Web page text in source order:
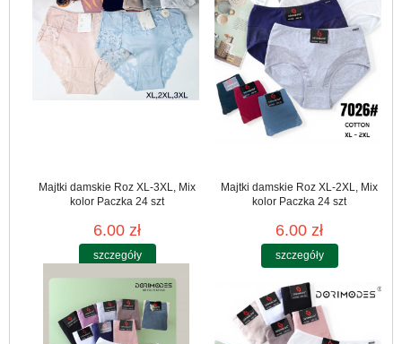
Majtki damskie Roz XL-3XL, Mix
kolor Paczka 24 szt
6.00 zł
szczegóły
Majtki damskie Roz XL-2XL, Mix
kolor Paczka 24 szt
6.00 zł
szczegóły